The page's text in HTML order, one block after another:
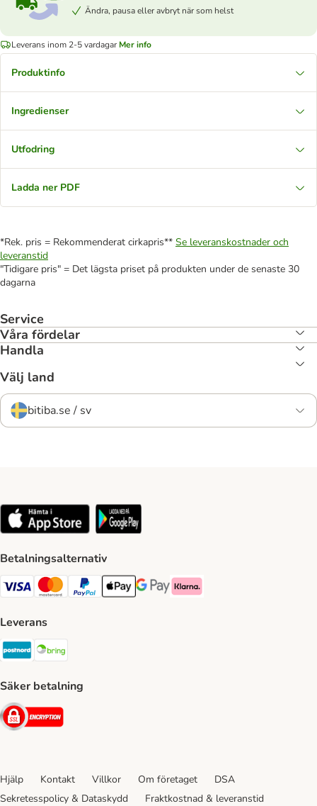
Ändra, pausa eller avbryt när som helst
Leverans inom 2-5 vardagar Mer info
Produktinfo
Ingredienser
Utfodring
Ladda ner PDF
*Rek. pris = Rekommenderat cirkapris** Se leveranskostnader och
leveranstid
"Tidigare pris" = Det lägsta priset på produkten under de senaste 30
dagarna
Service
Våra fördelar
Handla
Välj land
bitiba.se / sv
Betalningsalternativ
VISA Payment Method
Mastercard Payment Method
Paypal Payment Method
Apple Pay Payment Method
Google Pay Payment Method
Klarna Payment Method
Leverans
Postnord Shipping Method
Säker betalning
Security
Hjälp Kontakt Villkor Om företaget
DSA
Sekretesspolicy & Dataskydd
Fraktkostnad & leveranstid